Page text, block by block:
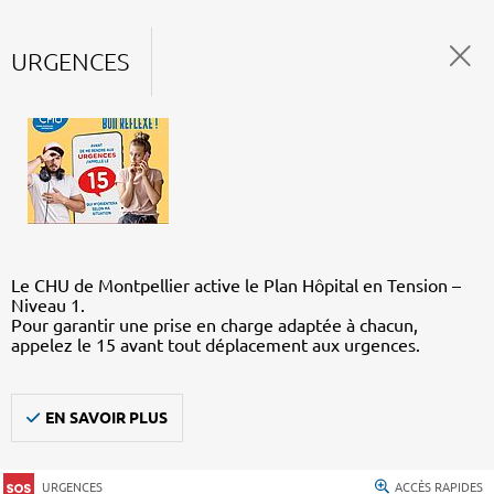
URGENCES
Le CHU de Montpellier active le Plan Hôpital en Tension –
Niveau 1.
Pour garantir une prise en charge adaptée à chacun,
appelez le 15 avant tout déplacement aux urgences.
EN SAVOIR PLUS
URGENCES ACCÈS RAPIDES